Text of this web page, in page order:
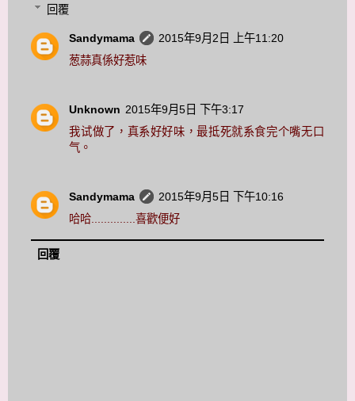
回覆
Sandymama
2015年9月2日 上午11:20
葱蒜真係好惹味
Unknown 2015年9月5日 下午3:17
我试做了，真系好好味，最抵死就系食完个嘴无口
气。
Sandymama
2015年9月5日 下午10:16
哈哈..............喜歡便好
回覆